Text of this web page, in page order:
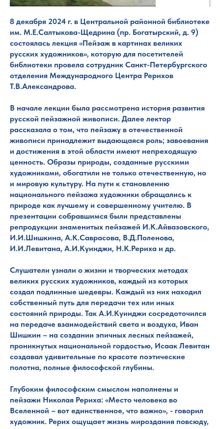
8 декабря 2024 г. в Центральной районной библиотеке
им. М.Е.Салтыкова-Щедрина (пр. Богатырский, д. 9)
состоялась лекция «Пейзаж в картинах великих
русских художников», которую для посетителей
библиотеки провела сотрудник Санкт-Петербургского
отделения Международного Центра Рерихов
Т.В.Александрова.
В начале лекции была рассмотрена история развития
русской пейзажной живописи. Далее лектор
рассказала о том, что пейзажу в отечественной
живописи принадлежит выдающаяся роль; завоевания
и достижения в этой области имеют непреходящую
ценность. Образы природы, созданные русскими
художниками, обогатили не только отечественную, но
и мировую культуру. На пути к становлению
национального пейзажа художники обращались к
природе как лучшему и совершенному учителю. В
презентации собравшимся были представлены
репродукции знаменитых пейзажей И.К.Айвазовского,
И.И.Шишкина, А.К.Саврасова, В.Д.Поленова,
И.И.Левитана, А.И.Куинджи, Н.К.Рериха и др.
Слушатели узнали о жизни и творческих методах
великих русских художников, каждый из которых
создал подлинные шедевры. Каждый из них находил
собственный путь для передачи тех или иных
состояний природы. Так А.И.Куинджи сосредоточился
на передаче взаимодействий света и воздуха, Иван
Шишкин – на создании эпичных лесных пейзажей,
проникнутых национальной гордостью, Исаак Левитан
создавал удивительные по красоте поэтические
полотна, полные философской глубины.
Глубоким философским смыслом наполнены и
пейзажи Николая Рериха: «Место человека во
Вселенной – вот единственное, что важно», - говорил
художник. Рерих ощущает жизнь мироздания повсюду,